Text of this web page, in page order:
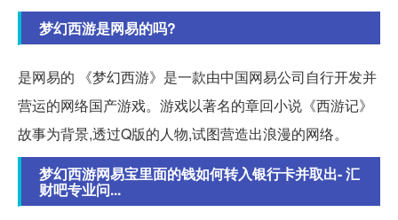
梦幻西游是网易的吗?
是网易的 《梦幻西游》是一款由中国网易公司自行开发并
营运的网络国产游戏。游戏以著名的章回小说《西游记》
故事为背景,透过Q版的人物,试图营造出浪漫的网络。
梦幻西游网易宝里面的钱如何转入银行卡并取出- 汇
财吧专业问...